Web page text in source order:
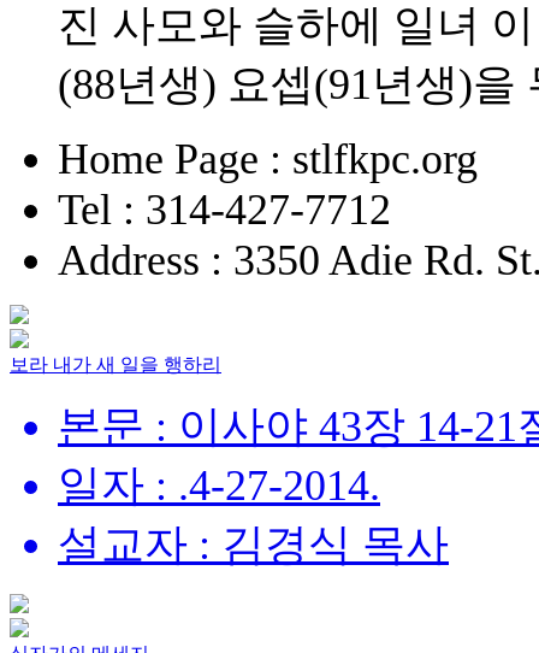
진 사모와 슬하에 일녀
(88년생) 요셉(91년생)을
Home Page : stlfkpc.org
Tel : 314-427-7712
Address : 3350 Adie Rd.
보라 내가 새 일을 행하리
본문 : 이사야 43장 14-21
일자 : .4-27-2014.
설교자 : 김경식 목사